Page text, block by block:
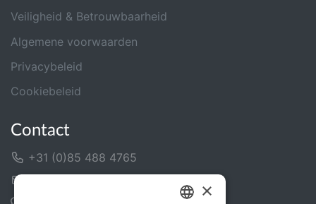
Veiligheid & Betrouwbaarheid
Algemene voorwaarden
Privacybeleid
Cookiebeleid
Contact
+31 (0)85 488 4765
×